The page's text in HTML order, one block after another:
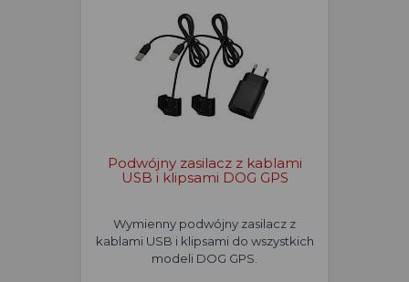
Podwójny zasilacz z kablami
USB i klipsami DOG GPS
Wymienny podwójny zasilacz z
kablami USB i klipsami do wszystkich
modeli DOG GPS.